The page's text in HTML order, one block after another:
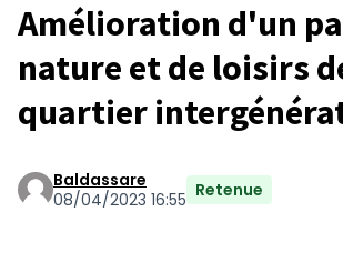
Amélioration d'un
nature et de loisirs
quartier
Baldassare
08/04/2023 16:55 Retenue